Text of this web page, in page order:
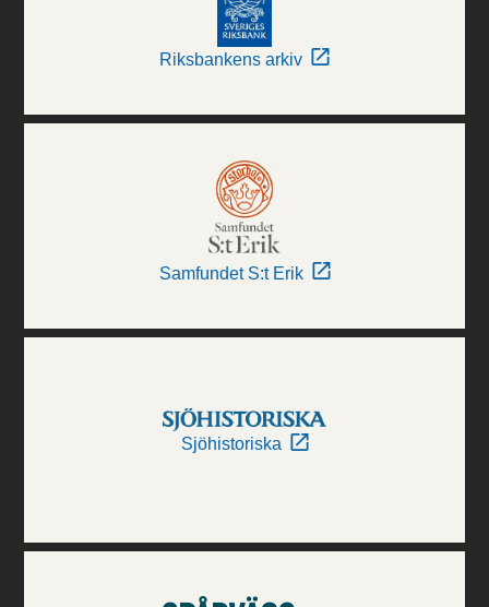
Riksbankens arkiv
Samfundet S:t Erik
Sjöhistoriska